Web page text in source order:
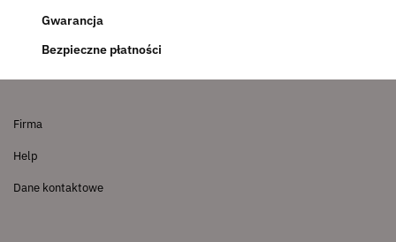
Gwarancja
Bezpieczne płatności
Firma
Help
Dane kontaktowe